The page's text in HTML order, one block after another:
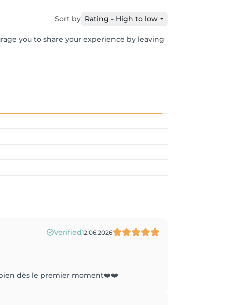
Sort by Rating - High to low
you to share your experience by leaving
Verified12.06.2026
bien dès le premier moment❤️❤️